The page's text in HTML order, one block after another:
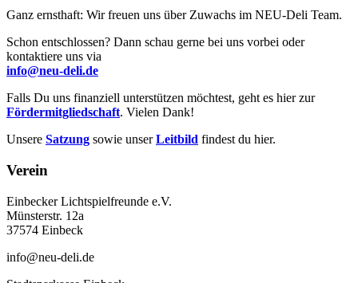
Ganz ernsthaft: Wir freuen uns über Zuwachs im NEU-Deli Team.
Schon entschlossen? Dann schau gerne bei uns vorbei oder
kontaktiere uns via
info@neu-deli.de
Falls Du uns finanziell unterstützen möchtest, geht es hier zur
Fördermitgliedschaft. Vielen Dank!
Unsere Satzung sowie unserLeitbild findest du hier.
Verein
Einbecker Lichtspielfreunde e.V.
Münsterstr. 12a
37574 Einbeck
info@neu-deli.de